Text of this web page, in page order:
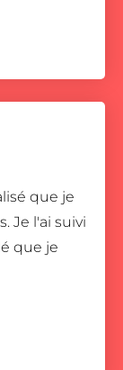
que je
Je l'ai suivi
que je